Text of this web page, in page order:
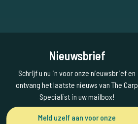
Nieuwsbrief
Schrijf u nu in voor onze nieuwsbrief en
ontvang het laatste nieuws van The Carp
Specialist in uw mailbox!
Meld uzelf aan voor onze